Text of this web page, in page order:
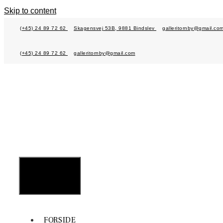
Skip to content
(+45) 24 89 72 62 Skagensvej 53B, 9881 Bindslev
(+45) 24 89 72 62 galleritornby@gmail.com
FORSIDE